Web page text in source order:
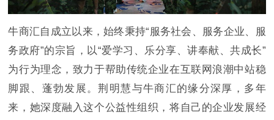
牛商汇自成立以来，始终秉持“服务社会、服务企业、服
务政府”的宗旨，以“爱学习、乐分享、讲奉献、共成长”
为行为理念，致力于帮助传统企业在互联网浪潮中站稳
脚跟、蓬勃发展。荆明慧与牛商汇的缘分深厚，多年
来，她深度融入这个公益性组织，将自己的企业发展经